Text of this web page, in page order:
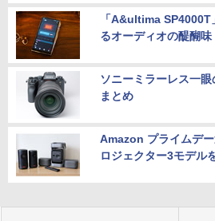
「A&ultima
るオーディオの醍醐味
ソニーミラーレス一
まとめ
Amazon プライムデ
ロジェクター3モデル